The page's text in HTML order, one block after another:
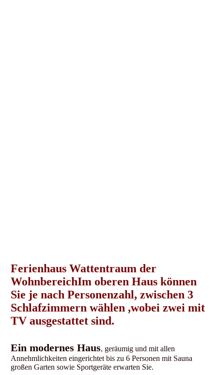
Ferienhaus Wattentraum der
WohnbereichIm oberen Haus können
Sie je nach Personenzahl, zwischen 3
Schlafzimmern wählen ,wobei zwei mit
TV ausgestattet sind.
Ein modernes Haus, geräumig und mit allen
Annehmlichkeiten eingerichtet bis zu 6 Personen mit Sauna
großen Garten sowie Sportgeräte erwarten Sie.